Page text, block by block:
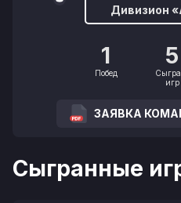
Дивизион
1
Побед
5
игр
ЗАЯВКА
Сыгранные